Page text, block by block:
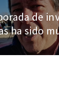
de
ha sido